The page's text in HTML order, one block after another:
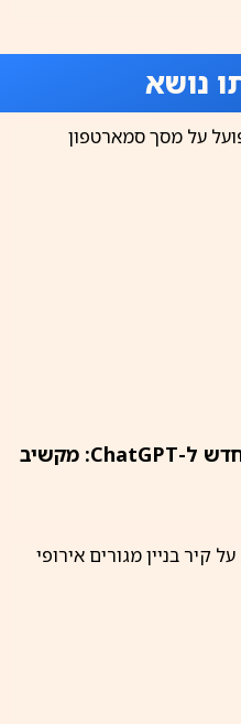
נושא
OpenAI השיקה עוזר קולי חדש ל-ChatGPT: מקשיב